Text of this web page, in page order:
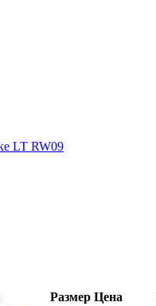
Размер Цена